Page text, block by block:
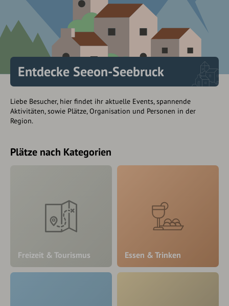
Entdecke Seeon-Seebruck
Liebe Besucher, hier findet ihr aktuelle Events, spannende
Aktivitäten, sowie Plätze, Organisation und Personen in der
Region.
Plätze nach Kategorien
Freizeit & Tourismus Essen & Trinken